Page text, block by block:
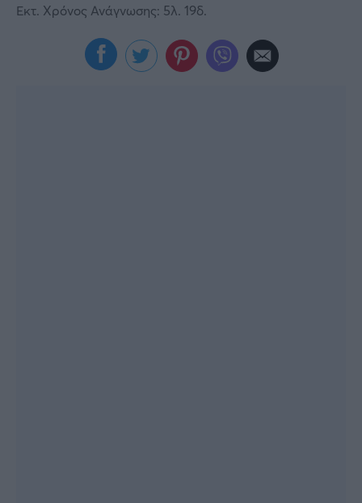
Viral
Κουζίνα
Εκτ. Χρόνος Ανάγνωσης: 5λ. 19δ.